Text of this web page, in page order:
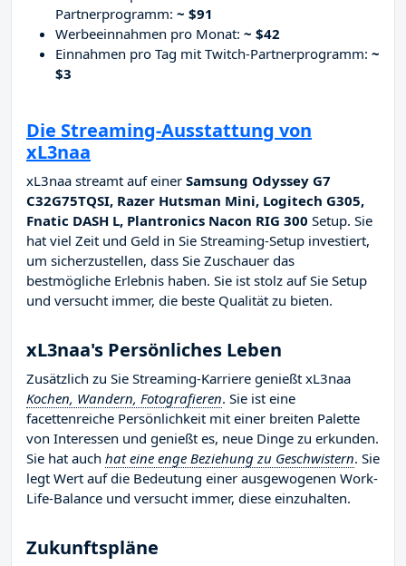
Partnerprogramm: ~ $91
Werbeeinnahmen pro Monat: ~ $42
Einnahmen pro Tag mit Twitch-Partnerprogramm: ~
$3
Die Streaming-Ausstattung von
xL3naa
xL3naa streamt auf einer Samsung Odyssey G7
C32G75TQSI, Razer Hutsman Mini, Logitech G305,
Fnatic DASH L, Plantronics Nacon RIG 300 Setup. Sie
hat viel Zeit und Geld in Sie Streaming-Setup investiert,
um sicherzustellen, dass Sie Zuschauer das
bestmögliche Erlebnis haben. Sie ist stolz auf Sie Setup
und versucht immer, die beste Qualität zu bieten.
xL3naa's Persönliches Leben
Zusätzlich zu Sie Streaming-Karriere genießt xL3naa
Kochen, Wandern, Fotografieren. Sie ist eine
facettenreiche Persönlichkeit mit einer breiten Palette
von Interessen und genießt es, neue Dinge zu erkunden.
Sie hat auch hat eine enge Beziehung zu Geschwistern. Sie
legt Wert auf die Bedeutung einer ausgewogenen Work-
Life-Balance und versucht immer, diese einzuhalten.
Zukunftspläne